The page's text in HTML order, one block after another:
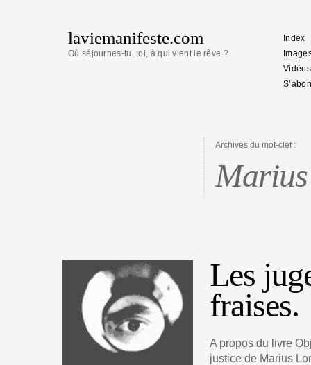
laviemanifeste.com
Où séjournes-tu, toi, à qui vient le rêve ?
Index
Vidéos
Archives du mot-clef :
Les
fraises.
A propos du livre
justice de Marius